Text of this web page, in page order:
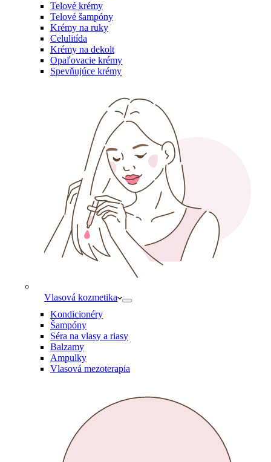
Telové krémy
Telové šampóny
Krémy na ruky
Celulitída
Krémy na dekolt
Opaľovacie krémy
Spevňujúce krémy
Vlasová kozmetika
Kondicionéry
Šampóny
Séra na vlasy a riasy
Balzamy
Ampulky
Vlasová mezoterapia